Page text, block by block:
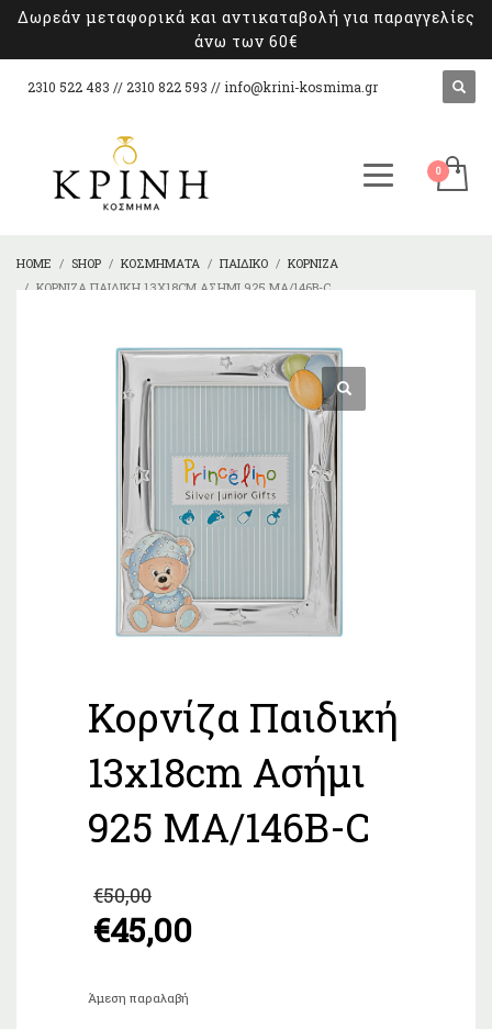
Δωρεάν μεταφορικά και αντικαταβολή για παραγγελίες
άνω των 60€
2310 522 483 // 2310 822 593 // info@krini-kosmima.gr
HOME SHOP ΚΟΣΜΉΜΑΤΑ ΠΑΙΔΙΚΌ
ΚΟΡΝΊΖΑ
ΚΟΡΝΊΖΑ ΠΑΙΔΙΚΉ 13X18CM ΑΣΉΜΙ 925 MA/146B-C
Κορνίζα Παιδική
13x18cm Ασήμι
925 MA/146B-C
€50,00
price
was:
€45,00
Η
τιμή
Άμεση παραλαβή